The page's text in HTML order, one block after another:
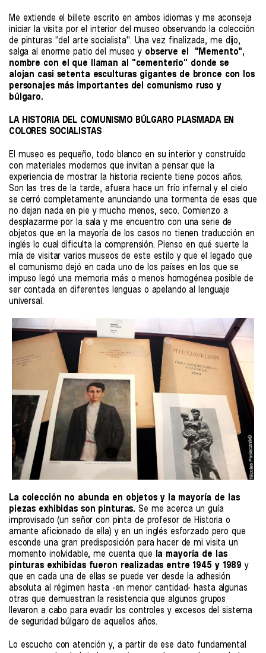
Me extiende el billete escrito en ambos idiomas y me aconseja
iniciar la visita por el interior del museo observando la colección
de pinturas "del arte socialista". Una vez finalizada, me dijo,
salga al enorme patio del museo y observe el "Memento",
nombre con el que llaman al "cementerio" donde se
alojan casi setenta esculturas gigantes de bronce con los
personajes más importantes del comunismo ruso y
búlgaro.
LA HISTORIA DEL COMUNISMO BÚLGARO PLASMADA EN
COLORES SOCIALISTAS
El museo es pequeño, todo blanco en su interior y construído
con materiales modernos que invitan a pensar que la
experiencia de mostrar la historia reciente tiene pocos años.
Son las tres de la tarde, afuera hace un frío infernal y el cielo
se cerró completamente anunciando una tormenta de esas que
no dejan nada en pie y mucho menos, seco. Comienzo a
desplazarme por la sala y me encuentro con una serie de
objetos que en la mayoría de los casos no tienen traducción en
inglés lo cual dificulta la comprensión. Pienso en qué suerte la
mía de visitar varios museos de este estilo y que el legado que
el comunismo dejó en cada uno de los países en los que se
impuso legó una memoria más o menos homogénea posible de
ser contada en diferentes lenguas o apelando al lenguaje
universal.
La colección no abunda en objetos y la mayoría de las
piezas exhibidas son pinturas.Se me acerca un guía
improvisado (un señor con pinta de profesor de Historia o
amante aficionado de ella) y en un inglés esforzado pero que
esconde una gran predisposición para hacer de mi visita un
momento inolvidable, me cuenta que la mayoría de las
pinturas exhibidas fueron realizadas entre 1945 y 1989 y
que en cada una de ellas se puede ver desde la adhesión
absoluta al régimen hasta -en menor cantidad- hasta algunas
otras que demuestran la resistencia que algunos grupos
llevaron a cabo para evadir los controles y excesos del sistema
de seguridad búlgaro de aquellos años.
Lo escucho con atención y, a partir de ese dato fundamental